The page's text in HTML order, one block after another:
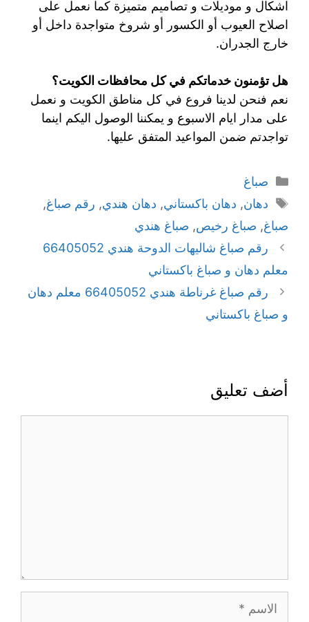
اشكال و موديلات و تصاميم متميزة كما نعمل على
اصلاح العيوب أو الكسور أو شروخ متواجدة داخل أو
خارج الجدران.
هل تؤمنون خدماتكم في كل محافظات الكويت؟
نعم فنحن لدينا فروع في كل مناطق الكويت و نعمل
على مدار ايام الاسبوع و يمكننا الوصول اليكم اينما
تواجدتم ضمن المواعيد المتفق عليها.
صباغ
دهان, دهان باكستاني, دهان هندي, رقم صباغ,
صباغ, صباغ رخيص, صباغ هندي
رقم صباغ شاليهات الدوحة هندي 66405052
معلم دهان و صباغ باكستاني
رقم صباغ غرناطة هندي 66405052 معلم دهان
و صباغ باكستاني
أضف تعليق